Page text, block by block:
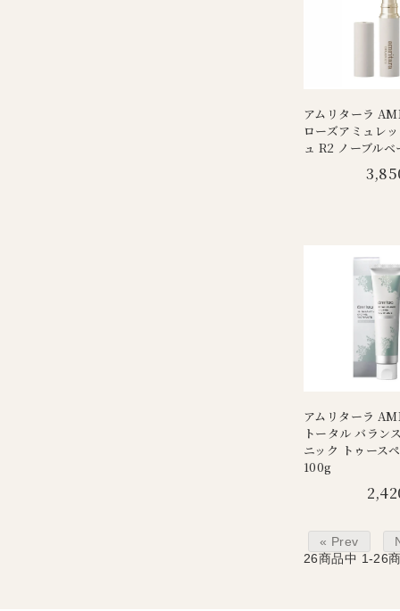
アムリターラ
ローズアミュレ
ュ R2 ノーブル
アムリターラ
トータル バラン
ニック トゥース
100g
« Prev
26商品中 1-26